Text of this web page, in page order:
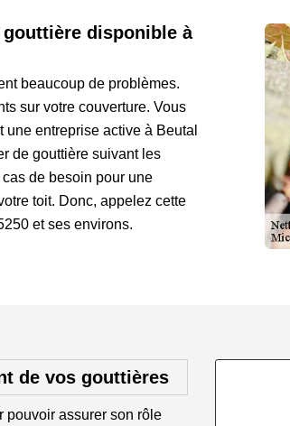
disponible à
beaucoup de problèmes.
sur votre couverture. Vous
entreprise active à Beutal
de gouttière suivant les
de besoin pour une
toit. Donc, appelez cette
et ses environs.
de vos gouttières
pouvoir assurer son rôle